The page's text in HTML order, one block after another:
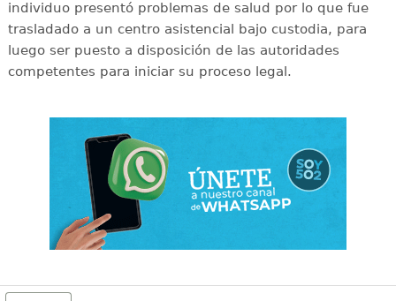
individuo presentó problemas de salud por lo que fue
trasladado a un centro asistencial bajo custodia, para
luego ser puesto a disposición de las autoridades
competentes para iniciar su proceso legal.